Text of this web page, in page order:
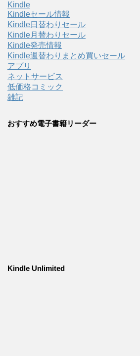
Kindle
Kindleセール情報
Kindle日替わりセール
Kindle月替わりセール
Kindle発売情報
Kindle週替わりまとめ買いセール
アプリ
ネットサービス
低価格コミック
雑記
おすすめ電子書籍リーダー
Kindle Unlimited